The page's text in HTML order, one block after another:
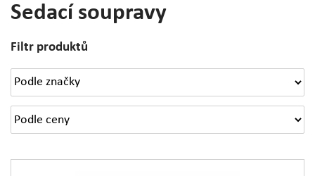
Sedací soupravy
Filtr produktů